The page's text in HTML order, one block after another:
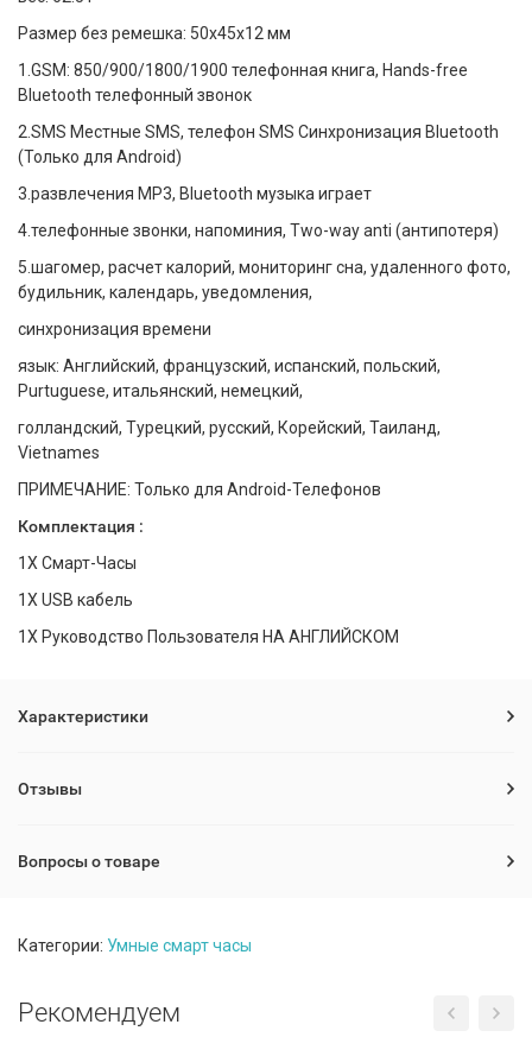
Размер без ремешка: 50x45x12 мм
1.GSM: 850/900/1800/1900 телефонная книга, Hands-free
Bluetooth телефонный звонок
2.SMS Местные SMS, телефон SMS Синхронизация Bluetooth
(Только для Android)
3.развлечения MP3, Bluetooth музыка играет
4.телефонные звонки, напоминия, Two-way anti (антипотеря)
5.шагомер, расчет калорий, мониторинг сна, удаленного фото,
будильник, календарь, уведомления,
синхронизация времени
язык: Английский, французский, испанский, польский,
Purtuguese, итальянский, немецкий,
голландский, Турецкий, русский, Корейский, Таиланд,
Vietnames
ПРИМЕЧАНИЕ: Только для Android-Телефонов
Комплектация :
1X Смарт-Часы
1X USB кабель
1X Руководство Пользователя НА АНГЛИЙСКОМ
Характеристики
Отзывы
Вопросы о товаре
Категории: Умные смарт часы
Рекомендуем